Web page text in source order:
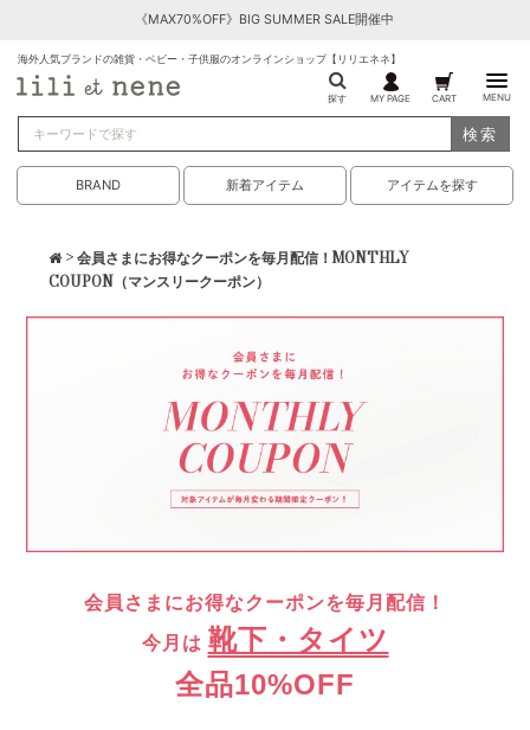
《MAX70%OFF》BIG SUMMER SALE開催中
海外人気ブランドの雑貨・ベビー・子供服のオンラインショップ【リリエネネ】
探す MY PAGE CART MENU
検索
BRAND 新着アイテム アイテムを探す
> 会員さまにお得なクーポンを毎月配信！MONTHLY
COUPON（マンスリークーポン）
会員さまにお得なクーポンを毎月配信！
今月は 靴下・タイツ
全品10%OFF